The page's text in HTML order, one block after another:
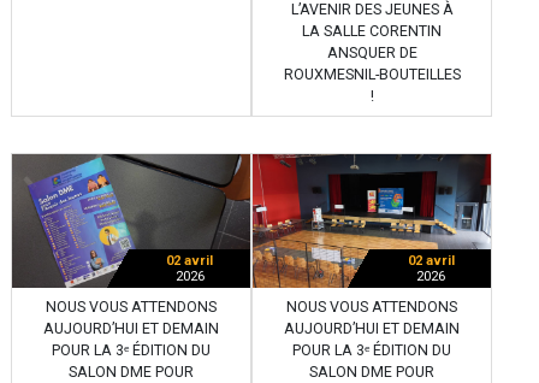
L’AVENIR DES JEUNES À
LA SALLE CORENTIN
ANSQUER DE
ROUXMESNIL-BOUTEILLES
!
02 avril
2026
NOUS VOUS ATTENDONS
AUJOURD’HUI ET DEMAIN
POUR LA 3ᵉ ÉDITION DU
SALON DME POUR
02 avril
2026
NOUS VOUS ATTENDONS
AUJOURD’HUI ET DEMAIN
POUR LA 3ᵉ ÉDITION DU
SALON DME POUR